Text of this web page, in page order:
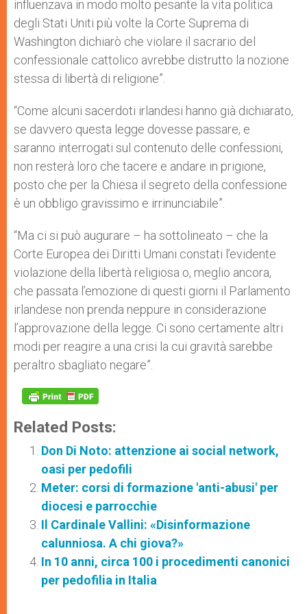
influenzava in modo molto pesante la vita politica
degli Stati Uniti più volte la Corte Suprema di
Washington dichiarò che violare il sacrario del
confessionale cattolico avrebbe distrutto la nozione
stessa di libertà di religione”.
“Come alcuni sacerdoti irlandesi hanno già dichiarato,
se davvero questa legge dovesse passare, e
saranno interrogati sul contenuto delle confessioni,
non resterà loro che tacere e andare in prigione,
posto che per la Chiesa il segreto della confessione
è un obbligo gravissimo e irrinunciabile”.
“Ma ci si può augurare – ha sottolineato – che la
Corte Europea dei Diritti Umani constati l’evidente
violazione della libertà religiosa o, meglio ancora,
che passata l’emozione di questi giorni il Parlamento
irlandese non prenda neppure in considerazione
l’approvazione della legge. Ci sono certamente altri
modi per reagire a una crisi la cui gravità sarebbe
peraltro sbagliato negare”.
Related Posts:
Don Di Noto: attenzione ai social network,
oasi per pedofili
Meter: corsi di formazione 'anti-abusi' per
diocesi e parrocchie
Il Cardinale Vallini: «Disinformazione
calunniosa. A chi giova?»
In 10 anni, circa 100 i procedimenti canonici
per pedofilia in Italia